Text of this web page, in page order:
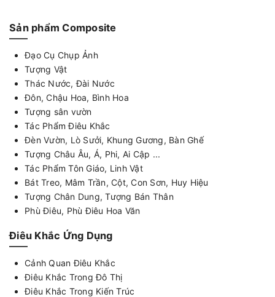
Sản phẩm Composite
Đạo Cụ Chụp Ảnh
Tượng Vật
Thác Nước, Đài Nước
Đôn, Chậu Hoa, Bình Hoa
Tượng sân vườn
Tác Phẩm Điêu Khắc
Đèn Vườn, Lò Sưởi, Khung Gương, Bàn Ghế
Tượng Châu Âu, Á, Phi, Ai Cập ...
Tác Phẩm Tôn Giáo, Linh Vật
Bát Treo, Mâm Trần, Cột, Con Sơn, Huy Hiệu
Tượng Chân Dung, Tượng Bán Thân
Phù Điêu, Phù Điêu Hoa Văn
Điêu Khắc Ứng Dụng
Cảnh Quan Điêu Khắc
Điêu Khắc Trong Đô Thị
Điêu Khắc Trong Kiến Trúc